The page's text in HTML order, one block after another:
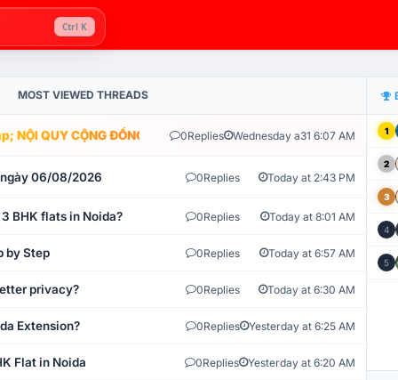
Ctrl K
MOST VIEWED THREADS
NỘI QUY CỘNG ĐỒNG VLIKE.VN: HỆ THỐNG GIÁM SÁT TỰ
0Replies Wednesday a31 6:07 AM
ngày 06/08/2026 0Replies Today at 2:43 PM
BHK flats in Noida? 0Replies Today at 8:01 AM
by Step 0Replies Today at 6:57 AM
privacy? 0Replies Today at 6:30 AM
Extension? 0Replies Yesterday at 6:25 AM
Flat in Noida 0Replies Yesterday at 6:20 AM
1
2
3
4
5